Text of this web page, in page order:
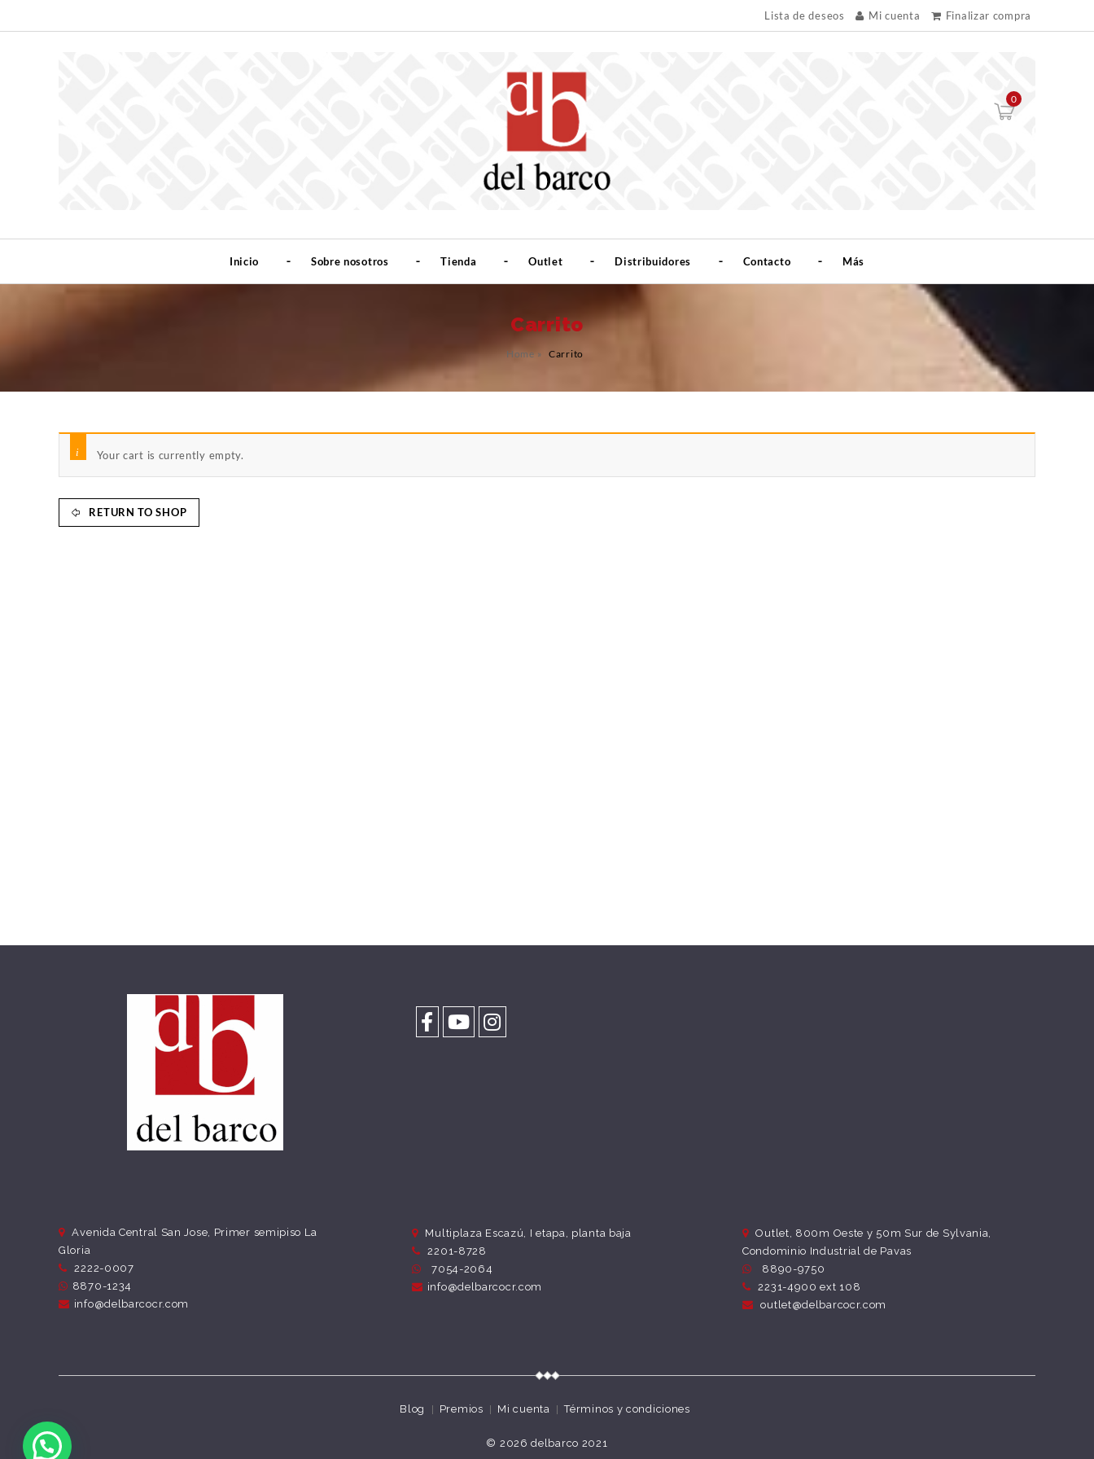
Lista de deseos Mi cuenta Finalizar compra
0
Inicio Sobre nosotros Tienda Outlet Distribuidores Contacto Más
Carrito
Home » Carrito
Your cart is currently empty.
RETURN TO SHOP
Avenida Central San Jose, Primer semipiso La
Gloria
2222-0007
8870-1234
info@delbarcocr.com
Multiplaza Escazú, I etapa, planta baja
2201-8728
7054-2064
info@delbarcocr.com
Outlet, 800m Oeste y 50m Sur de Sylvania,
Condominio Industrial de Pavas
8890-9750
2231-4900 ext 108
outlet@delbarcocr.com
Blog Premios Mi cuenta Términos y condiciones
© 2026delbarco 2021